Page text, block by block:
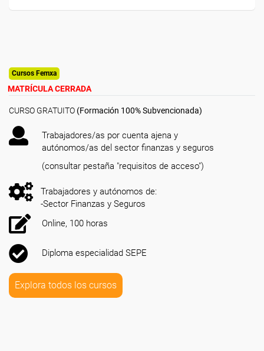
Cursos Femxa
MATRÍCULA CERRADA
CURSO GRATUITO (Formación 100% Subvencionada)
Trabajadores/as por cuenta ajena y
autónomos/as del sector finanzas y seguros
(consultar pestaña "requisitos de acceso")
Trabajadores y autónomos de:
-Sector Finanzas y Seguros
Online, 100 horas
Diploma especialidad SEPE
Explora todos los cursos